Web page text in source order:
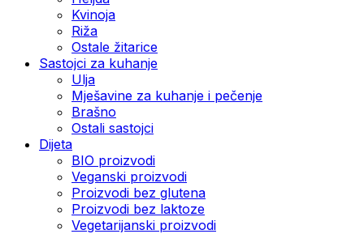
Kvinoja
Riža
Ostale žitarice
Sastojci za kuhanje
Ulja
Mješavine za kuhanje i pečenje
Brašno
Ostali sastojci
Dijeta
BIO proizvodi
Veganski proizvodi
Proizvodi bez glutena
Proizvodi bez laktoze
Vegetarijanski proizvodi